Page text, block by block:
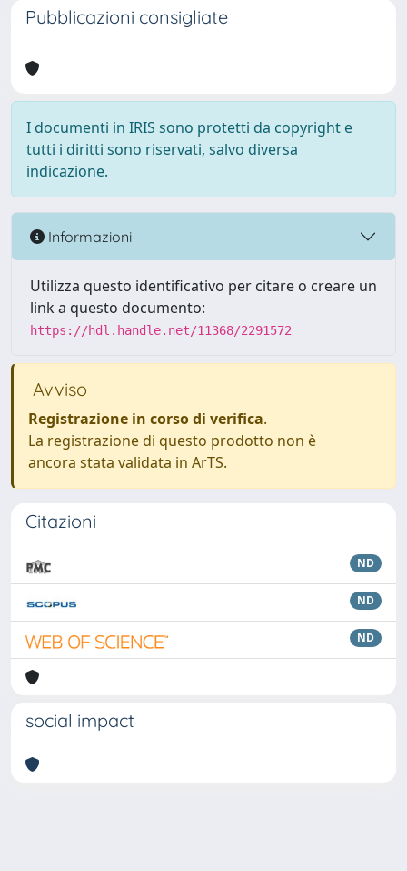
Pubblicazioni consigliate
I documenti in IRIS sono protetti da copyright e
tutti i diritti sono riservati, salvo diversa
indicazione.
Informazioni
Utilizza questo identificativo per citare o creare un
link a questo documento:
https://hdl.handle.net/11368/2291572
Avviso
Registrazione in corso di verifica.
La registrazione di questo prodotto non è
ancora stata validata in ArTS.
Citazioni
ND
ND
ND
social impact